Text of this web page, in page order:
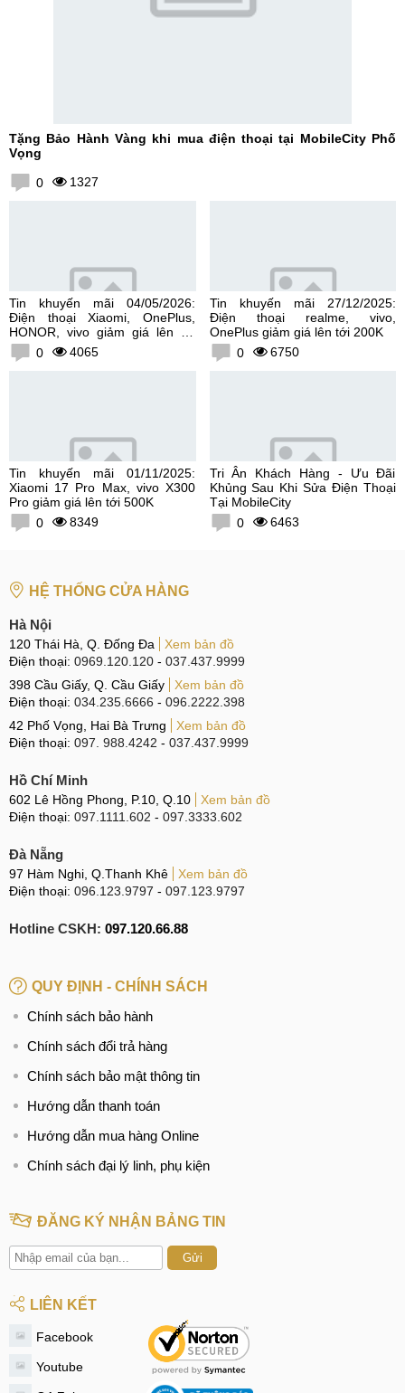
Tặng Bảo Hành Vàng khi mua điện thoại tại MobileCity Phố
Vọng
0 1327
Tin khuyến mãi 04/05/2026:
Điện thoại Xiaomi, OnePlus,
HONOR, vivo giảm giá lên tới
300K0 4065
Tin khuyến mãi 27/12/2025:
Điện thoại realme, vivo,
OnePlus giảm giá lên tới 200K
0
6750
Tin khuyến mãi 01/11/2025:
Xiaomi 17 Pro Max, vivo X300
Pro giảm giá lên tới 500K
0
8349
Tri Ân Khách Hàng - Ưu Đãi
Khủng Sau Khi Sửa Điện Thoại
Tại MobileCity
0
6463
HỆ THỐNG CỬA HÀNG
Hà Nội
120 Thái Hà, Q. Đống Đa
Xem bản đồ
Điện thoại: 0969.120.120 - 037.437.9999
398 Cầu Giấy, Q. Cầu Giấy
Xem bản đồ
Điện thoại: 034.235.6666 - 096.2222.398
42 Phố Vọng, Hai Bà Trưng
Xem bản đồ
Điện thoại: 097. 988.4242 - 037.437.9999
Hồ Chí Minh
602 Lê Hồng Phong, P.10, Q.10
Xem bản đồ
Điện thoại: 097.1111.602 - 097.3333.602
Đà Nẵng
97 Hàm Nghi, Q.Thanh Khê
Xem bản đồ
Điện thoại: 096.123.9797 - 097.123.9797
Hotline CSKH: 097.120.66.88
QUY ĐỊNH - CHÍNH SÁCH
Chính sách bảo hành
Chính sách đổi trả hàng
Chính sách bảo mật thông tin
Hướng dẫn thanh toán
Hướng dẫn mua hàng Online
Chính sách đại lý linh, phụ kiện
ĐĂNG KÝ NHẬN BẢNG TIN
Gửi
LIÊN KẾT
Facebook
Youtube